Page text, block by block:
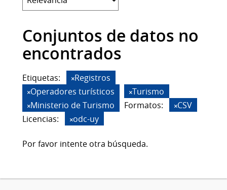
Conjuntos de datos no
encontrados
Etiquetas:
Registros
Operadores turísticos
Turismo
Ministerio de Turismo
Formatos:
CSV
Licencias:
odc-uy
Por favor intente otra búsqueda.